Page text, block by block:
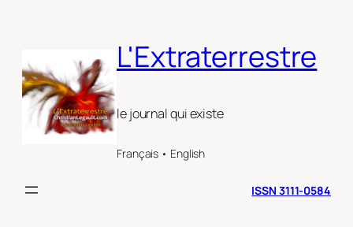
L'Extraterrestre
le journal qui existe
Français • English
ISSN 3111-0584